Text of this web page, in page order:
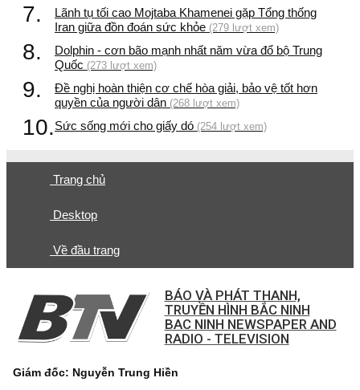
7.
Lãnh tụ tối cao Mojtaba Khamenei gặp Tổng thống
Iran giữa đồn đoán sức khỏe (279 lượt xem)
8.
Dolphin - cơn bão mạnh nhất năm vừa đổ bộ Trung
Quốc (273 lượt xem)
9.
Đề nghị hoàn thiện cơ chế hòa giải, bảo vệ tốt hơn
quyền của người dân (268 lượt xem)
10.Sức sống mới cho giấy dó (254 lượt xem)
Trang chủ
Desktop
Về đầu trang
BÁO VÀ PHÁT THANH,
TRUYỀN HÌNH BẮC NINH
BAC NINH NEWSPAPER AND
RADIO - TELEVISION
Giám đốc: Nguyễn Trung Hiền